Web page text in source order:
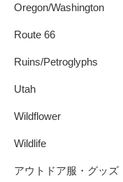
Oregon/Washington
Route 66
Ruins/Petroglyphs
Utah
Wildflower
Wildlife
アウトドア服・グッズ